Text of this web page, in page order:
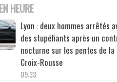
HEURE
Lyon : deux hommes arrêtés
des stupéfiants après un
nocturne sur les pentes de la
Croix-Rousse
09:33